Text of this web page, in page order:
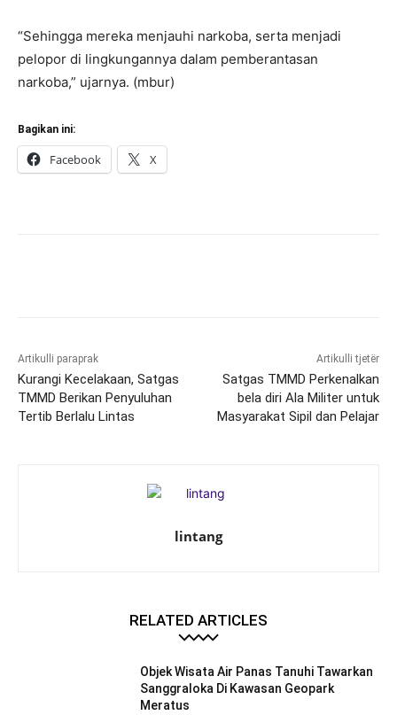
“Sehingga mereka menjauhi narkoba, serta menjadi
pelopor di lingkungannya dalam pemberantasan
narkoba,” ujarnya. (mbur)
Bagikan ini:
Facebook X
Artikulli paraprak
Kurangi Kecelakaan, Satgas
TMMD Berikan Penyuluhan
Tertib Berlalu Lintas
Artikulli tjetër
Satgas TMMD Perkenalkan
bela diri Ala Militer untuk
Masyarakat Sipil dan Pelajar
lintang
RELATED ARTICLES
Objek Wisata Air Panas Tanuhi Tawarkan
Sanggraloka Di Kawasan Geopark
Meratus